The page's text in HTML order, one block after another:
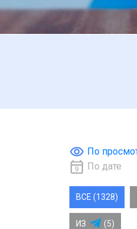
По
По дате
ВСЕ (1328)
ИЗ (5)